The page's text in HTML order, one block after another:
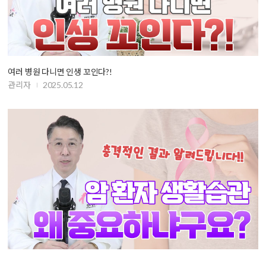
여러 병원 다니면 인생 꼬인다?!
관리자
2025.05.12